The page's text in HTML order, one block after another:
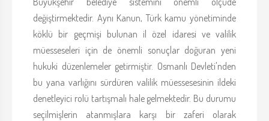
değiştirmektedir. Aynı Kanun, Türk kamu yönetiminde
köklü bir geçmişi bulunan il özel idaresi ve valilik
müesseseleri için de önemli sonuçlar doğuran yeni
hukuki düzenlemeler getirmiştir. Osmanlı Devleti'nden
bu yana varlığını sürdüren valilik müessesesinin ildeki
denetleyici rolü tartışmalı hale gelmektedir. Bu durumu
seçilmişlerin atanmışlara karşı bir zaferi olarak